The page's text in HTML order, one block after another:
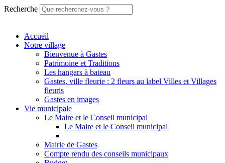
Recherche
Accueil
Notre village
Bienvenue à Gastes
Patrimoine et Traditions
Les hangars à bateau
Gastes, ville fleurie : 2 fleurs au label Villes et Villages
fleuris
Gastes en images
Vie municipale
Le Maire et le Conseil municipal
Le Maire et le Conseil municipal
Mairie de Gastes
Compte rendu des conseils municipaux